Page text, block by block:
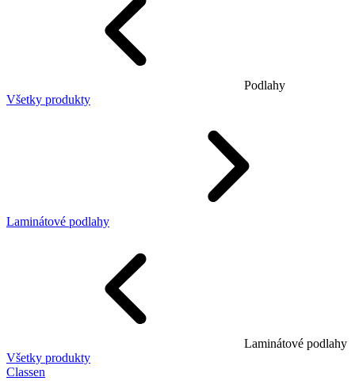
Podlahy
Všetky produkty
Laminátové podlahy
Laminátové podlahy
Všetky produkty
Classen